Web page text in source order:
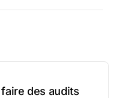
des audits